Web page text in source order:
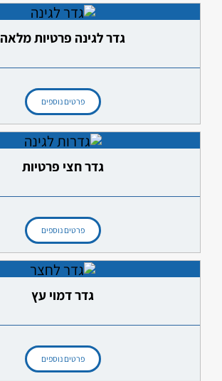
גדר לגינה פרטיות מלאה
פרטים נוספים
גדר חצי פרטיות
פרטים נוספים
גדר דמוי עץ
פרטים נוספים